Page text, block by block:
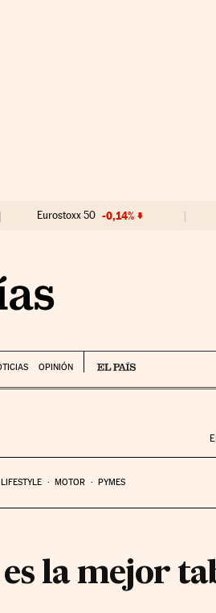
Eurostoxx 50 -0,14%
OPINIÓN
LIFESTYLE MOTOR PYMES
es la mejor